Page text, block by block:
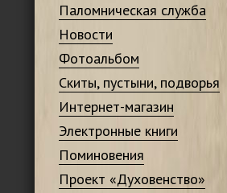
Паломническая служба
Новости
Фотоальбом
Скиты, пустыни, подворья
Интернет-магазин
Электронные книги
Поминовения
Проект «Духовенство»